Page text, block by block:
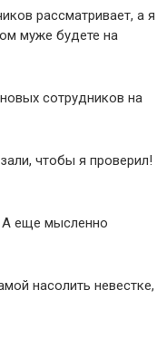
рассматривает, а я
муже будете на
сотрудников на
чтобы я проверил!
А еще мысленно
насолить невестке,